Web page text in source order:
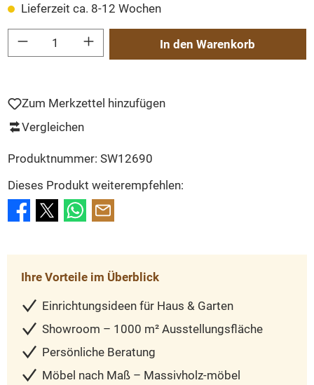
Lieferzeit ca. 8-12 Wochen
Produkt Anzahl: Gib den gewünschten Wert ein oder benutze die Schaltflächen
In den Warenkorb
Zum Merkzettel hinzufügen
Vergleichen
Produktnummer: SW12690
Dieses Produkt weiterempfehlen:
Ihre Vorteile im Überblick
Einrichtungsideen für Haus & Garten
Showroom – 1000 m² Ausstellungsfläche
Persönliche Beratung
Möbel nach Maß – Massivholz-möbel